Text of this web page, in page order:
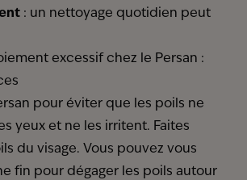
: un nettoyage quotidien peut
excessif chez le Persan :
pour éviter que les poils ne
yeux et ne les irritent. Faites
du visage. Vous pouvez vous
fin pour dégager les poils autour